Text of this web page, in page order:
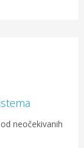
neočekivanih